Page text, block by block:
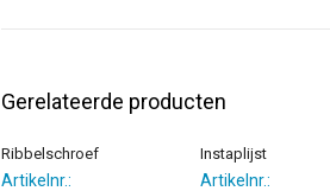
Gerelateerde producten
Ribbelschroef
Artikelnr.:
Instaplijst
Artikelnr.: